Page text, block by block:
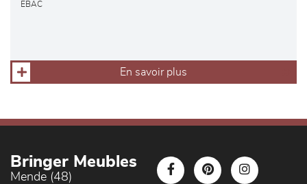
EBAC
En savoir plus
Bringer Meubles
Mende (48)